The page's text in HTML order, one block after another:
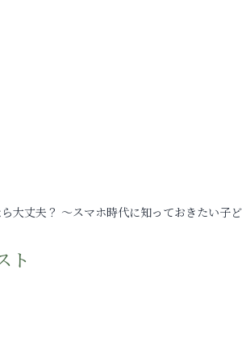
大丈夫？ ～スマホ時代に知っておきたい子
ト